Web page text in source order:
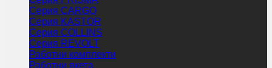
Серия CARGO
Серия KASTOR
Серия COLLINS
Серия REVOLT
Работни комплекти
Работни якета